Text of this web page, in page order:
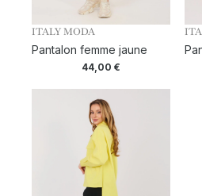
ITALY MODA
Pantalon femme jaune
44,00€